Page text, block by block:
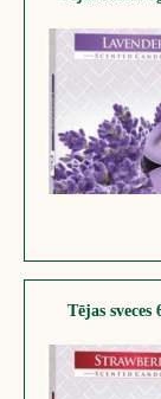
Tējas